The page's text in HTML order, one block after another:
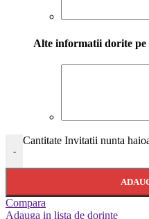
Alte informatii dorite pe
-
Cantitate Invitatii nunta
Compara
Adauga in lista de dorinte